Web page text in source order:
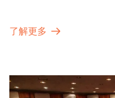
了解更多